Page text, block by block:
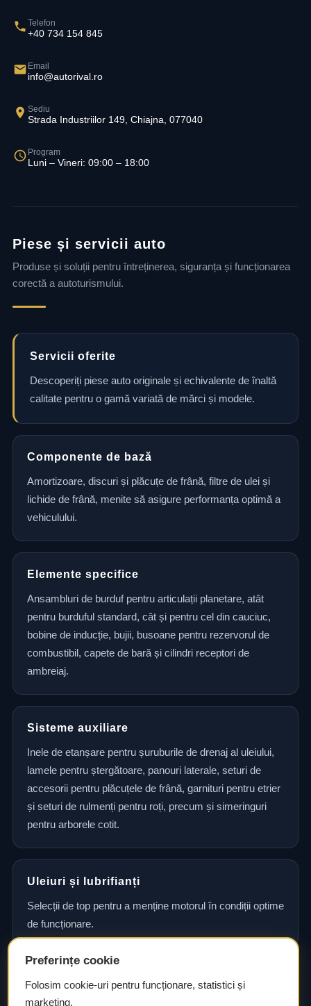
Telefon
+40 734 154 845
Email
info@autorival.ro
Sediu
Strada Industriilor 149, Chiajna, 077040
Program
Luni – Vineri: 09:00 – 18:00
Piese și servicii auto
Produse și soluții pentru întreținerea, siguranța și funcționarea
corectă a autoturismului.
Servicii oferite
Descoperiți piese auto originale și echivalente de înaltă
calitate pentru o gamă variată de mărci și modele.
Componente de bază
Amortizoare, discuri și plăcuțe de frână, filtre de ulei și
lichide de frână, menite să asigure performanța optimă a
vehiculului.
Elemente specifice
Ansambluri de burduf pentru articulații planetare, atât
pentru burduful standard, cât și pentru cel din cauciuc,
bobine de inducție, bujii, busoane pentru rezervorul de
combustibil, capete de bară și cilindri receptori de
ambreiaj.
Sisteme auxiliare
Inele de etanșare pentru șuruburile de drenaj al uleiului,
lamele pentru ștergătoare, panouri laterale, seturi de
accesorii pentru plăcuțele de frână, garnituri pentru etrier
și seturi de rulmenți pentru roți, precum și simeringuri
pentru arborele cotit.
Uleiuri și lubrifianți
Selecții de top pentru a menține motorul în condiții optime
de funcționare.
Consultanță și asistență tehnică
Preferințe cookie
Folosim cookie-uri pentru funcționare, statistici și
marketing.